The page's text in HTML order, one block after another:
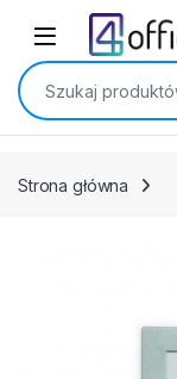
Skip to navigation
Skip to content
Szukaj:
Strona główna